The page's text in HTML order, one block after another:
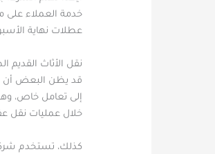
خدمة العملاء على
عطلات نهاية
نقل الأثاث القديم
قد يظن البعض أن
إلى تعامل خاص،
خلال عمليات نقل
كذلك، تستخدم شركة